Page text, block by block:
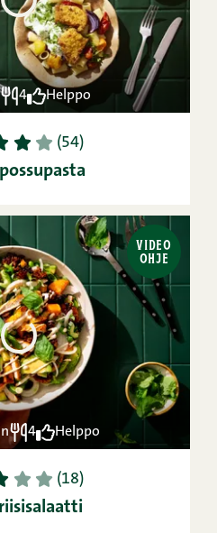
4 Helppo
4 5 (54)
VIDEO
OHJE
4 Helppo
4 5 (18)
riisisalaatti